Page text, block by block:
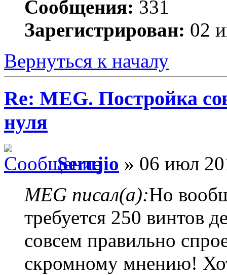
Сообщения: 331
Зарегистрирован: 02
Вернуться к началу
Re: MEG. Постройка
нуля
Serujio » 06 июл
MEG писал(а):Но
требуется 250 винтов
совсем правильно
скромному мнению!